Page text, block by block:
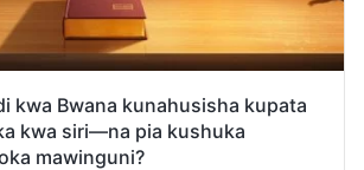
kwa Bwana kunahusisha kupata
kwa siri—na pia kushuka
mawinguni?